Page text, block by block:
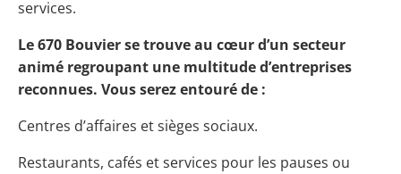
services.
Le 670 Bouvier se trouve au cœur d’un secteur
animé regroupant une multitude d’entreprises
reconnues. Vous serez entouré de :
Centres d’affaires et sièges sociaux.
Restaurants, cafés et services pour les pauses ou